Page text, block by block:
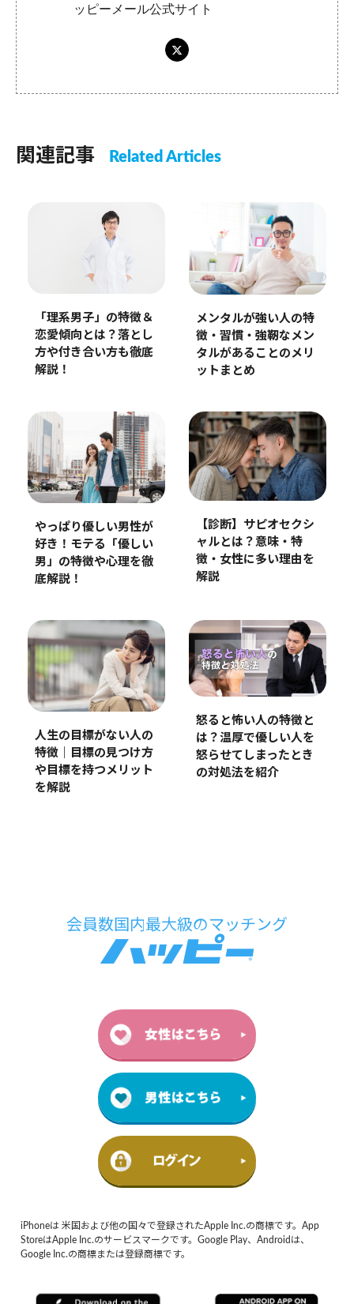
ッピーメール公式サイト
関連記事 Related Articles
「理系男子」の特徴＆
恋愛傾向とは？落とし
方や付き合い方も徹底
解説！
メンタルが強い人の特
徴・習慣・強靭なメン
タルがあることのメリ
ットまとめ
やっぱり優しい男性が
好き！モテる「優しい
男」の特徴や心理を徹
底解説！
【診断】サピオセクシ
ャルとは？意味・特
徴・女性に多い理由を
解説
人生の目標がない人の
特徴｜目標の見つけ方
や目標を持つメリット
を解説
怒ると怖い人の特徴と
は？温厚で優しい人を
怒らせてしまったとき
の対処法を紹介
iPhoneは 米国および他の国々で登録されたApple Inc.の商標です。App
StoreはApple Inc.のサービスマークです。Google Play、Androidは、
Google Inc.の商標または登録商標です。